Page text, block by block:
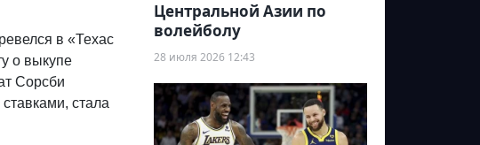
в «Техас
о выкупе
Сорсби
стала
Центральной Азии по
волейболу
28 июля 2026 12:43